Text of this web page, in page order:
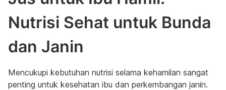
Nutrisi Sehat untuk Bunda
dan Janin
Mencukupi kebutuhan nutrisi selama kehamilan sangat
penting untuk kesehatan ibu dan perkembangan janin.